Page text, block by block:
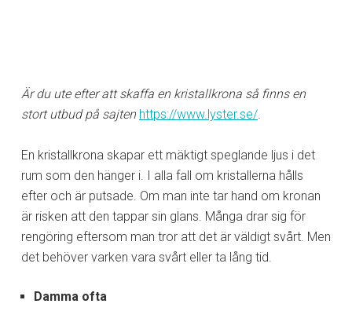
Är du ute efter att skaffa en kristallkrona så finns en
stort utbud på sajten https://www.lyster.se/.
En kristallkrona skapar ett mäktigt speglande ljus i det
rum som den hänger i. I alla fall om kristallerna hålls
efter och är putsade. Om man inte tar hand om kronan
är risken att den tappar sin glans. Många drar sig för
rengöring eftersom man tror att det är väldigt svårt. Men
det behöver varken vara svårt eller ta lång tid.
Damma ofta